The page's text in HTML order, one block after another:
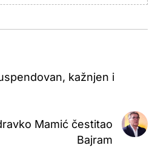
kažnjen i
Mamić čestitao
Bajram